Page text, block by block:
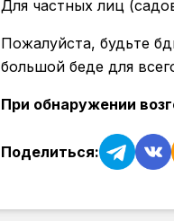
Для частных лиц
Пожалуйста, будьте
большой беде для
При обнаружении
Поделиться: